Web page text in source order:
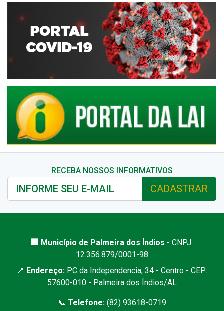
RECEBA NOSSOS INFORMATIVOS
CADASTRAR
🏢 Município de Palmeira dos Índios - CNPJ:
12.356.879/0001-98
📍 Endereço: PC da Independencia, 34 - Centro - CEP:
57600-010 - Palmeira dos Índios/AL
📞 Telefone:(82) 93618-0719